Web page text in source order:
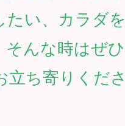
たい、カラダを
そんな時はぜひ
立ち寄りくださ